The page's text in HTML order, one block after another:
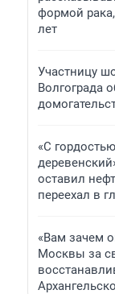
формой
лет
Участницу
Волгограда
«С
оставил
переехал в
«Вам зачем
Москвы за